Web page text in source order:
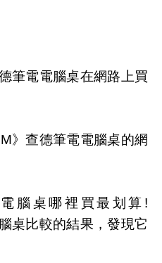
筆電電腦桌在網路上買
》查德筆電電腦桌的網
電腦桌哪裡買最划算!
桌比較的結果，發現它